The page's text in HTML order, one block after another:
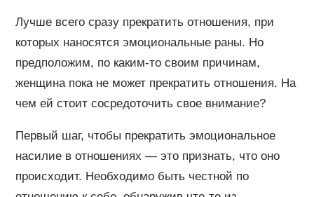
Лучше всего сразу прекратить отношения, при
которых наносятся эмоциональные раны. Но
предположим, по каким-то своим причинам,
женщина пока не может прекратить отношения. На
чем ей стоит сосредоточить свое внимание?
Первый шаг, чтобы прекратить эмоциональное
насилие в отношениях — это признать, что оно
происходит. Необходимо быть честной по